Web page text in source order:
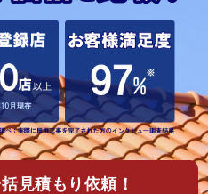
見積もり依頼！